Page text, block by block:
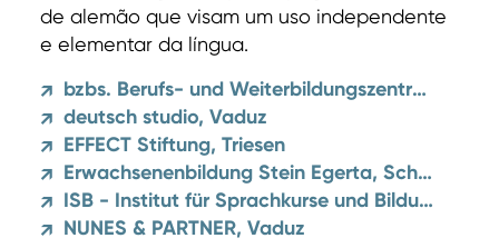
de alemão que visam um uso independente
e elementar da língua.
↗ bzbs. Berufs- und Weiterbildungszentrum Buchs Sargans
↗ deutsch studio, Vaduz
↗ EFFECT Stiftung, Triesen
↗ Erwachsenenbildung Stein Egerta, Schaan
↗ ISB - Institut für Sprachkurse und Bildungsreisen AG, Schaan
↗ NUNES & PARTNER, Vaduz